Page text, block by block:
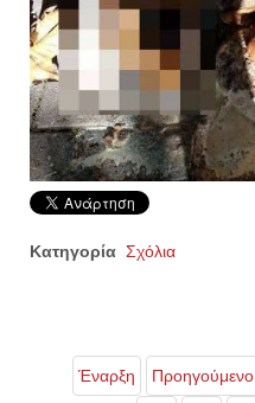
Κατηγορία Σχόλια
Έναρξη Προηγούμενο